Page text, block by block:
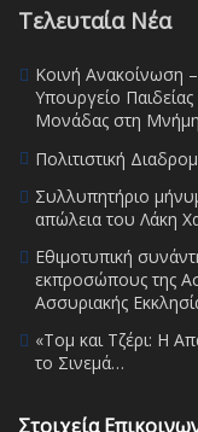
Τελευταία Νέα
Κοινή Ανακοίνωση
Υπουργείο
Μονάδας στη
Πολιτιστική
Συλλυπητήριο
απώλεια του Λάκη
Εθιμοτυπική
εκπροσώπους της
Ασσυριακής
«Τομ και Τζέρι: Η
το Σινεμά…
Στοιχεία